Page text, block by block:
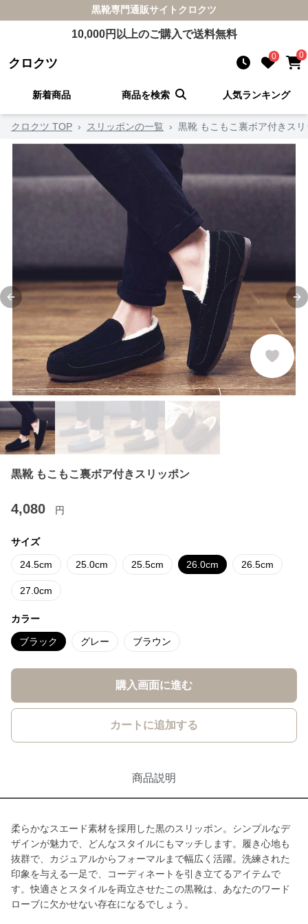
黒靴専門通販サイト クロクツ
10,000円以上のご購入で送料無料
クロクツ 0 0
新着商品 商品を検索 人気ランキング
クロクツ TOP › スリッポンの一覧 › 黒靴 もこもこ裏ボア付きス
Previous slide
黒靴 もこもこ裏ボア付きスリッポン
4,080 円
サイズ
24.5cm 25.0cm 25.5cm 26.0cm 26.5cm
27.0cm
カラー
ブラック グレー ブラウン
購入画面に進む
カートに追加する
商品説明
柔らかなスエード素材を採用した黒のスリッポン。シンプルなデ
ザインが魅力で、どんなスタイルにもマッチします。履き心地も
抜群で、カジュアルからフォーマルまで幅広く活躍。洗練された
印象を与える一足で、コーディネートを引き立てるアイテムで
す。快適さとスタイルを両立させたこの黒靴は、あなたのワード
ローブに欠かせない存在になるでしょう。